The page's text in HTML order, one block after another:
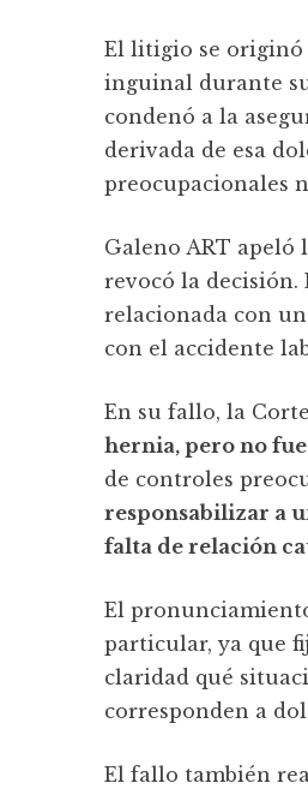
El litigio se originó
inguinal durante
condenó a la
derivada de esa
preocupacionales
Galeno ART apeló
revocó la
relacionada con
con el accidente
En su fallo, la
hernia, pero no
de controles
responsabilizar a
falta de relación
El
particular, ya que
claridad qué
corresponden a
El fallo también